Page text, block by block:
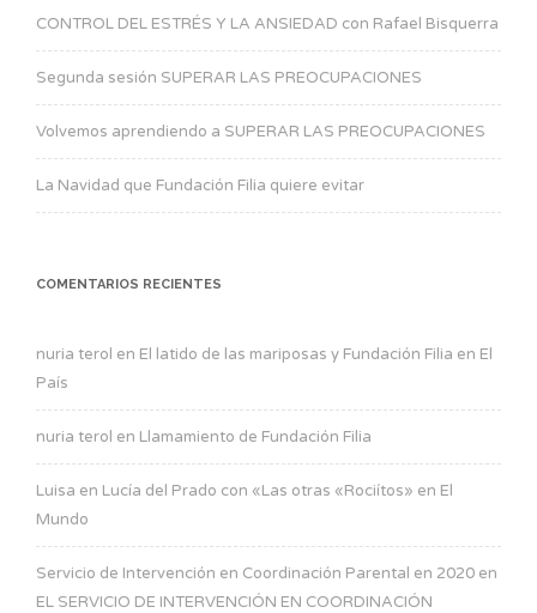
CONTROL DEL ESTRÉS Y LA ANSIEDAD con Rafael Bisquerra
Segunda sesión SUPERAR LAS PREOCUPACIONES
Volvemos aprendiendo a SUPERAR LAS PREOCUPACIONES
La Navidad que Fundación Filia quiere evitar
COMENTARIOS RECIENTES
nuria terol en El latido de las mariposas y Fundación Filia en El
País
nuria terol en Llamamiento de Fundación Filia
Luisa en Lucía del Prado con «Las otras «Rociítos» en El
Mundo
Servicio de Intervención en Coordinación Parental en 2020 en
EL SERVICIO DE INTERVENCIÓN EN COORDINACIÓN